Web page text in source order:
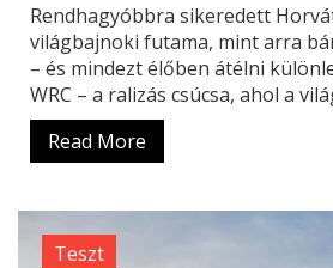
Rendhagyóbbra sikeredett
világbajnoki futama, mint arra
– és mindezt élőben átélni
WRC – a ralizás csúcsa, ahol a
Read More
Teszt